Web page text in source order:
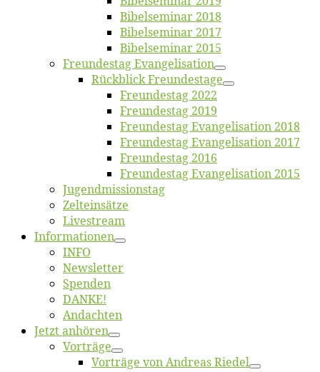
Bi­bel­se­mi­nar 2018
Bibelsemi­nar 2017
Bibelsemi­nar 2015
Freun­des­tag Evangelisation
Rück­blick Freundestage
Freun­des­tag 2022
Freun­des­tag 2019
Freun­des­tag Evan­ge­li­sa­ti­on 2018
Freun­des­tag Evan­ge­li­sa­ti­on 2017
Freun­des­tag 2016
Freun­des­tag Evan­ge­li­sa­ti­on 2015
Jugend­mis­sions­tag
Zelt­ein­sät­ze
Live­stream
Informatio­nen
INFO
News­let­ter
Spen­den
DANKE!
An­dach­ten
Jetzt an­hö­ren
Vor­trä­ge
Vor­trä­ge von An­dre­as Riedel